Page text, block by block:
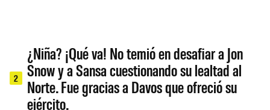
2
¿Niña? ¡Qué va! No temió en desafiar a Jon
Snow y a Sansa cuestionando su lealtad al
Norte. Fue gracias a Davos que ofreció su
ejército.